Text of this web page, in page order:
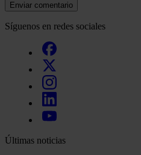
Enviar comentario
Síguenos en redes sociales
Últimas noticias